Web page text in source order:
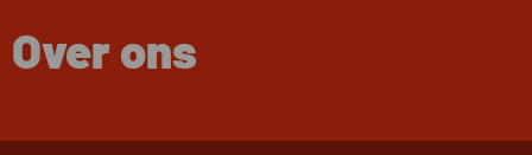
Over ons